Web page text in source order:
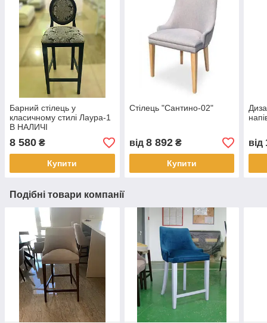
Барний стілець у
класичному стилі Лаура-1
В НАЛИЧІ
8 580 ₴
Купити
Стілець "Сантино-02"
від 8 892₴
Купити
від
Подібні товари компанії